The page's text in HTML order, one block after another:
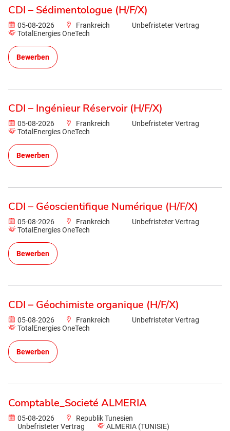
CDI – Sédimentologue (H/F/X)
05-08-2026 Frankreich
Unbefristeter Vertrag
TotalEnergies OneTech
Bewerben
CDI – Ingénieur Réservoir (H/F/X)
05-08-2026 Frankreich
Unbefristeter Vertrag
TotalEnergies OneTech
Bewerben
CDI – Géoscientifique Numérique (H/F/X)
05-08-2026 Frankreich
Unbefristeter Vertrag
TotalEnergies OneTech
Bewerben
CDI – Géochimiste organique (H/F/X)
05-08-2026 Frankreich
Unbefristeter Vertrag
TotalEnergies OneTech
Bewerben
Comptable_Societé ALMERIA
05-08-2026
Republik Tunesien
Unbefristeter Vertrag
ALMERIA (TUNISIE)